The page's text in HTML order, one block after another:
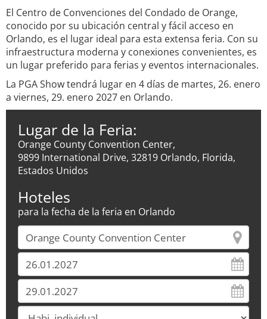
El Centro de Convenciones del Condado de Orange,
conocido por su ubicación central y fácil acceso en
Orlando, es el lugar ideal para esta extensa feria. Con su
infraestructura moderna y conexiones convenientes, es
un lugar preferido para ferias y eventos internacionales.
La PGA Show tendrá lugar en 4 días de martes, 26. enero
a viernes, 29. enero 2027 en Orlando.
Lugar de la Feria:
Orange County Convention Center,
9899 International Drive, 32819 Orlando, Florida,
Estados Unidos
Hoteles
para la fecha de la feria en Orlando